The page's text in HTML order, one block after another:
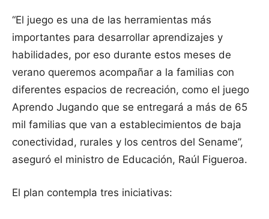
“El juego es una de las herramientas más
importantes para desarrollar aprendizajes y
habilidades, por eso durante estos meses de
verano queremos acompañar a la familias con
diferentes espacios de recreación, como el juego
Aprendo Jugando que se entregará a más de 65
mil familias que van a establecimientos de baja
conectividad, rurales y los centros del Sename”,
aseguró el ministro de Educación, Raúl Figueroa.
El plan contempla tres iniciativas: